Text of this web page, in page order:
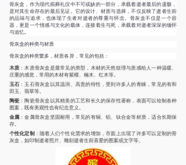
骨灰盒，作为现代殡葬礼仪中不可或缺的一部分，承载着逝者最后的遗骸，
是对其生命存在的最后见证。它的设计、材质与选择，不仅反映了逝者生前
的品味与追求，也体现了生者对逝者的尊重与怀念。骨灰盒不仅是一个容
器，更是一个情感与文化的载体，连接着生与死，承载着对逝者深深的缅怀
与追忆。
骨灰盒的种类与材质
骨灰盒的种类繁多，材质各异，常见的包括：
木质 ：木质骨灰盒是最常见的类型，木材的天然纹理与质感给人一种温暖、
庄重的感觉，常用的木材有紫檀、楠木、红木等。
玉石 ：玉石骨灰盒以其温润、高贵的特性，受到许多人的青睐，常见的有和
田玉、翡翠等。
陶瓷 ：陶瓷骨灰盒以其精美的工艺和长久的保存性著称，表面可以绘制各种
图案，既有美观性也有纪念意义。
金属 ：金属骨灰盒坚固耐用，常见的有铜、铝、钛合金等材质，适合长期保
存。
个性化定制 ：随着人们个性化需求的增加，市面上出现了许多可以定制的骨
灰盒，如印制逝者照片、雕刻逝者生前喜爱的图案或文字等。